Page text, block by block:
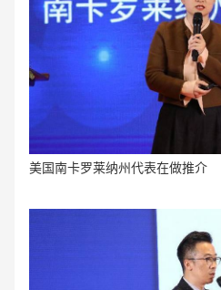
美国南卡罗莱纳州代表在做推介